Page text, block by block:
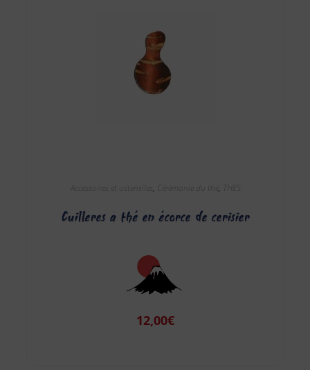
, Cérémonie du thé , THES
Cuillères à thé en écorce de cerisier
12,00€